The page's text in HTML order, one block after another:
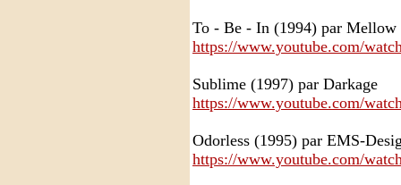
To - Be - In (1994) par Mellow
https://www.youtube.com/
Sublime (1997) par Darkage
https://www.youtube.com/
Odorless (1995) par EMS-
https://www.youtube.com/